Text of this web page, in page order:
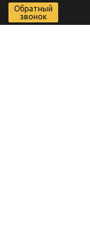
Обратный
звонок